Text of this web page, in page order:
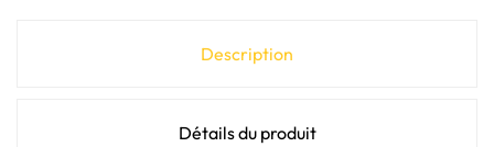
Description
Détails du produit